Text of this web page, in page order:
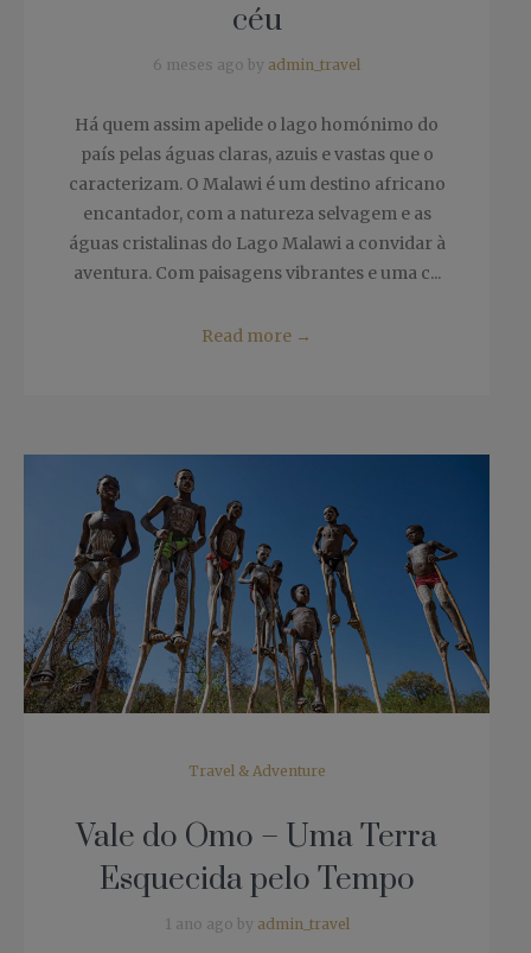
céu
6 meses ago by admin_travel
Há quem assim apelide o lago homónimo do
país pelas águas claras, azuis e vastas que o
caracterizam. O Malawi é um destino africano
encantador, com a natureza selvagem e as
águas cristalinas do Lago Malawi a convidar à
aventura. Com paisagens vibrantes e uma c...
Read more →
Travel & Adventure
Vale do Omo – Uma Terra
Esquecida pelo Tempo
1 ano ago by admin_travel